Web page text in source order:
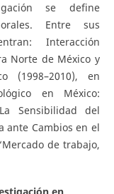
se define
Entre sus
Interacción
Norte de México y
(1998–2010), en
en México:
Sensibilidad del
ante Cambios en el
de trabajo,